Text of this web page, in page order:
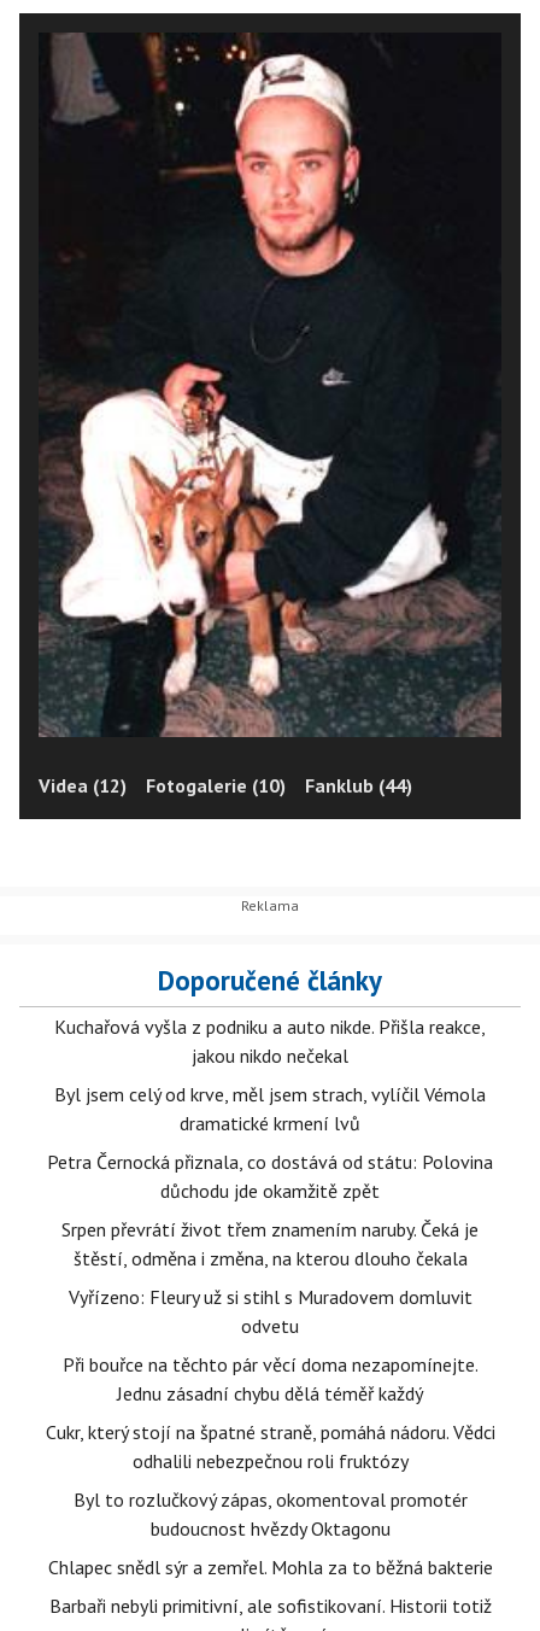
Videa (12) Fotogalerie (10) Fanklub (44)
Doporučené články
Kuchařová vyšla z podniku a auto nikde. Přišla reakce,
jakou nikdo nečekal
Byl jsem celý od krve, měl jsem strach, vylíčil Vémola
dramatické krmení lvů
Petra Černocká přiznala, co dostává od státu: Polovina
důchodu jde okamžitě zpět
Srpen převrátí život třem znamením naruby. Čeká je
štěstí, odměna i změna, na kterou dlouho čekala
Vyřízeno: Fleury už si stihl s Muradovem domluvit
odvetu
Při bouřce na těchto pár věcí doma nezapomínejte.
Jednu zásadní chybu dělá téměř každý
Cukr, který stojí na špatné straně, pomáhá nádoru. Vědci
odhalili nebezpečnou roli fruktózy
Byl to rozlučkový zápas, okomentoval promotér
budoucnost hvězdy Oktagonu
Chlapec snědl sýr a zemřel. Mohla za to běžná bakterie
Barbaři nebyli primitivní, ale sofistikovaní. Historii totiž